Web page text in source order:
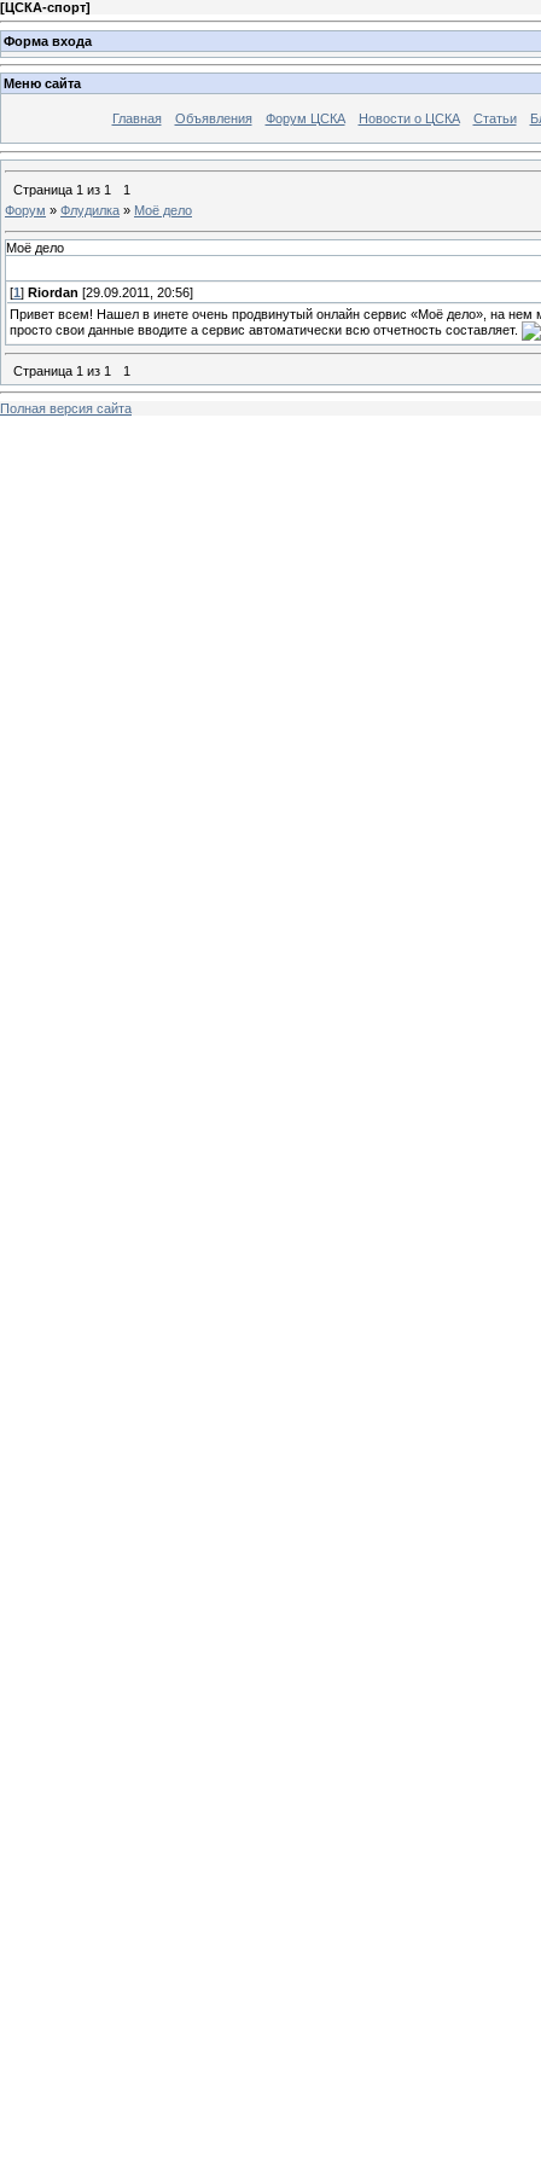
[ЦСКА-спорт]
Форма входа
Меню сайта
Главная Объявления Форум ЦСКА Новости о ЦСКА Статьи
Страница 1 из 1
1
Форум » Флудилка » Моё дело
Моё дело
[1 ] Riordan [29.09.2011, 20:56]
Привет всем! Нашел в инете очень продвинутый онлайн сервис «Моё дело», на нем
просто свои данные вводите а сервис автоматически всю отчетность составляет.
Страница 1 из 1 1
Полная версия сайта